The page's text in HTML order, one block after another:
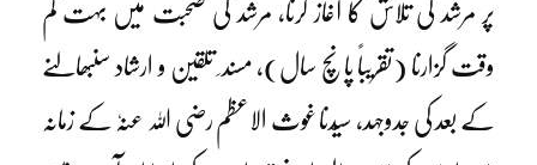
پر مرشد کی تلاش کا آغاز کرنا، مرشد کی صحبت میں بہت کم
وقت گزارنا (تقریباً پانچ سال)، مسند ِ تلقین و ارشاد سنبھالنے
کے بعد کی جدوجہد، سیّدنا غوث الاعظم رضی اللہ عنہٗ کے زمانہ